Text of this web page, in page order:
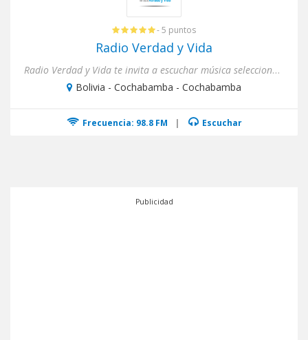
- 5 puntos
Radio Verdad y Vida
Radio Verdad y Vida te invita a escuchar música seleccionada, enseñanzas, predicas y mucho mas... A Dios sea nuestr...
Bolivia - Cochabamba - Cochabamba
Frecuencia: 98.8 FM | Escuchar
Publicidad